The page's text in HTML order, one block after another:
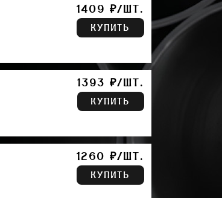
1409 ₽/ШТ.
КУПИТЬ
1393 ₽/ШТ.
КУПИТЬ
1260 ₽/ШТ.
КУПИТЬ